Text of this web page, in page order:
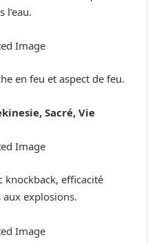
l’eau.
en feu et aspect de feu.
Sacré, Vie
knockback, efficacité
aux explosions.